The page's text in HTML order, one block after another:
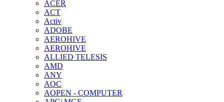
ACER
ACT
Activ
ADOBE
AEROHIVE
AEROHIVE
ALLIED TELESIS
AMD
ANY
AOC
AOPEN - COMPUTER